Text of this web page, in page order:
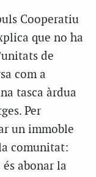
Cooperatiu
que no ha
de
com a
tasca àrdua
Per
un immoble
comunitat:
abonar la